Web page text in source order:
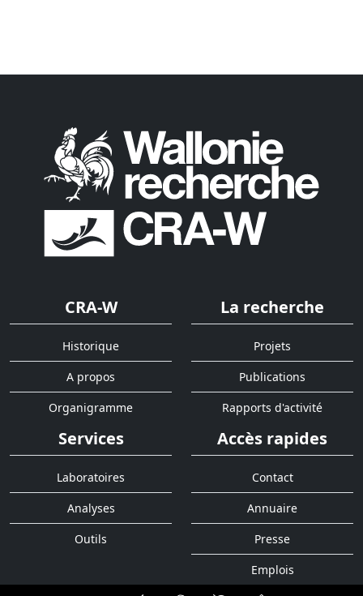
CRA-W
Historique
A propos
Organigramme
La recherche
Projets
Publications
Rapports d'activité
Services
Laboratoires
Analyses
Outils
Accès rapides
Contact
Annuaire
Presse
Emplois